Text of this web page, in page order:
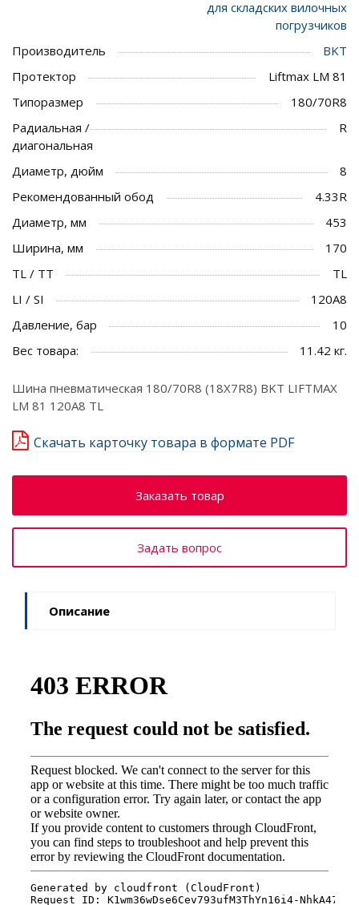
для складских вилочных
погрузчиков
Производитель
BKT
Протектор
Liftmax LM 81
Типоразмер
180/70R8
Радиальная /
диагональная
R
Диаметр, дюйм
8
Рекомендованный обод
4.33R
Диаметр, мм
453
Ширина, мм
170
TL / TT
TL
LI / SI
120A8
Давление, бар
10
Вес товара:
11.42 кг.
Шина пневматическая 180/70R8 (18X7R8) BKT LIFTMAX
LM 81 120A8 TL
Скачать карточку товара в формате PDF
Заказать товар
Задать вопрос
Описание